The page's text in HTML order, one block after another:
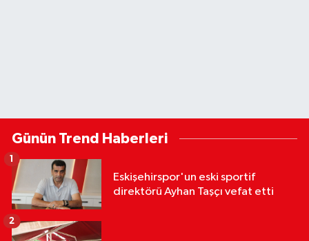
Günün Trend Haberleri
Eskişehirspor'un eski sportif
direktörü Ayhan Taşçı vefat etti
1
2